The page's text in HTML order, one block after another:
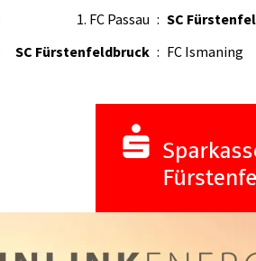
1. FC Passau : SC
SC Fürstenfeldbruck : FC Ismaning